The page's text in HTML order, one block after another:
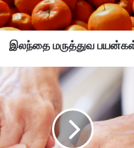
இலந்தை மருத்துவ